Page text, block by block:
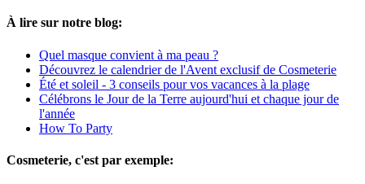
À lire sur notre blog:
Quel masque convient à ma peau ?
Découvrez le calendrier de l'Avent exclusif de Cosmeterie
Été et soleil - 3 conseils pour vos vacances à la plage
Célébrons le Jour de la Terre aujourd'hui et chaque jour de
l'année
How To Party
Cosmeterie, c'est par exemple: